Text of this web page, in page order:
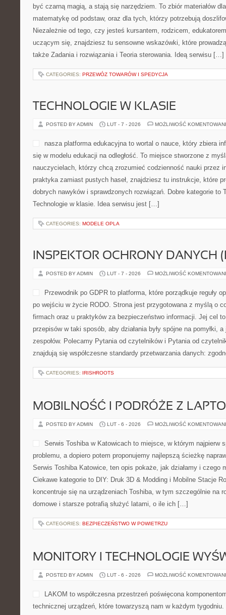
być czarną magią, a stają się narzędziem. To zbiór materiałów
matematykę od podstaw, oraz dla tych, którzy potrzebują
Niezależnie od tego, czy jesteś kursantem, rodzicem,
uczącym się, znajdziesz tu sensowne wskazówki, które
także Zadania i rozwiązania i Teoria sterowania. Ideą serwisu […]
CATEGORIES: PRZEWÓZ TOWARÓW I SPEDYCJA
TECHNOLOGIE W KLASIE
POSTED BY ADMIN LUT - 7 - 2026 MOŻLIWOŚĆ
nasza platforma edukacyjna to wortal o nauce, który zbiera
się w modelu edukacji na odległość. To miejsce stworzone z
nauczycielach, którzy chcą zrozumieć codzienność nauki przez
praktyka zamiast pustych haseł, znajdziesz tu instrukcje, które
dobrych nawyków i sprawdzonych rozwiązań. Dobre kategorie to
Technologie w klasie. Idea serwisu jest […]
CATEGORIES: MODELE OPLA
INSPEKTOR OCHRONY DANYCH
POSTED BY ADMIN LUT - 7 - 2026 MOŻLIWOŚĆ
Przewodnik po GDPR to platforma, które porządkuje reguły
po wejściu w życie RODO. Strona jest przygotowana z myślą o
firmach oraz u praktyków za bezpieczeństwo informacji. Jej cel
przepisów w taki sposób, aby działania były spójne na pomyłki,
zespołów. Polecamy Pytania od czytelników i Pytania od
znajdują się współczesne standardy przetwarzania danych:
CATEGORIES: IRISHROOTS
MOBILNOŚĆ I PODRÓŻE Z
POSTED BY ADMIN LUT - 6 - 2026 MOŻLIWOŚĆ
Serwis Toshiba w Katowicach to miejsce, w którym najpierw
problemu, a dopiero potem proponujemy najlepszą ścieżkę
Serwis Toshiba Katowice, ten opis pokaże, jak działamy i czego
Ciekawe kategorie to DIY: Druk 3D & Modding i Mobilne Stacje
koncentruje się na urządzeniach Toshiba, w tym szczególnie na
domowe i starsze potrafią służyć latami, o ile ich […]
CATEGORIES: BEZPIECZEŃSTWO W POWIETRZU
MONITORY I TECHNOLOGIE
POSTED BY ADMIN LUT - 6 - 2026 MOŻLIWOŚĆ
LAKOM to współczesna przestrzeń poświęcona
technicznej urządzeń, które towarzyszą nam w każdym